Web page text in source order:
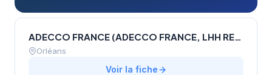
ADECCO FRANCE (ADECCO FRANCE, LHH RECRUITMENT SOLUTIONS, AKKODIS TALENT, QAPA)
Orléans
Voir la fiche